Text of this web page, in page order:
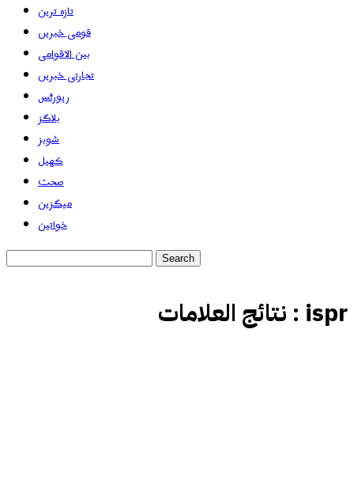
تازہ ترین
قومی خبریں
بین الاقوامی
تجارتی خبریں
رپورٹس
بلاگز
شوبز
کھیل
صحت
میگزین
خواتین
نتائج العلامات : ispr